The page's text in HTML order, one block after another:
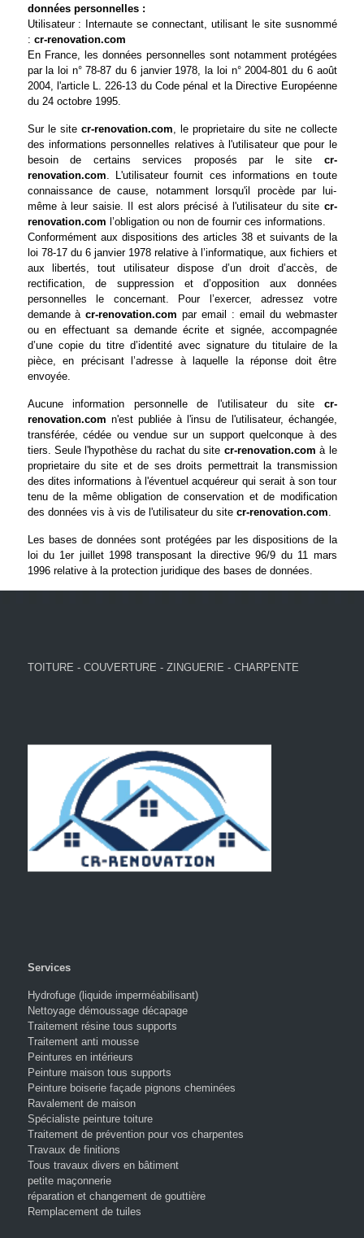
données personnelles :
Utilisateur : Internaute se connectant, utilisant le site susnommé
: cr-renovation.com
En France, les données personnelles sont notamment protégées
par la loi n° 78-87 du 6 janvier 1978, la loi n° 2004-801 du 6 août
2004, l'article L. 226-13 du Code pénal et la Directive Européenne
du 24 octobre 1995.
Sur le site cr-renovation.com, le proprietaire du site ne collecte
des informations personnelles relatives à l'utilisateur que pour le
besoin de certains services proposés par le site cr-
renovation.com. L'utilisateur fournit ces informations en toute
connaissance de cause, notamment lorsqu'il procède par lui-
même à leur saisie. Il est alors précisé à l'utilisateur du site cr-
renovation.com l’obligation ou non de fournir ces informations.
Conformément aux dispositions des articles 38 et suivants de la
loi 78-17 du 6 janvier 1978 relative à l’informatique, aux fichiers et
aux libertés, tout utilisateur dispose d’un droit d’accès, de
rectification, de suppression et d’opposition aux données
personnelles le concernant. Pour l’exercer, adressez votre
demande àcr-renovation.com par email : email du webmaster
ou en effectuant sa demande écrite et signée, accompagnée
d’une copie du titre d’identité avec signature du titulaire de la
pièce, en précisant l’adresse à laquelle la réponse doit être
envoyée.
Aucune information personnelle de l'utilisateur du site cr-
renovation.com n'est publiée à l'insu de l'utilisateur, échangée,
transférée, cédée ou vendue sur un support quelconque à des
tiers. Seule l'hypothèse du rachat du site cr-renovation.com à le
proprietaire du site et de ses droits permettrait la transmission
des dites informations à l'éventuel acquéreur qui serait à son tour
tenu de la même obligation de conservation et de modification
des données vis à vis de l'utilisateur du site cr-renovation.com.
Les bases de données sont protégées par les dispositions de la
loi du 1er juillet 1998 transposant la directive 96/9 du 11 mars
1996 relative à la protection juridique des bases de données.
TOITURE - COUVERTURE - ZINGUERIE - CHARPENTE
Services
Hydrofuge (liquide imperméabilisant)
Nettoyage démoussage décapage
Traitement résine tous supports
Traitement anti mousse
Peintures en intérieurs
Peinture maison tous supports
Peinture boiserie façade pignons cheminées
Ravalement de maison
Spécialiste peinture toiture
Traitement de prévention pour vos charpentes
Travaux de finitions
Tous travaux divers en bâtiment
petite maçonnerie
réparation et changement de gouttière
Remplacement de tuiles